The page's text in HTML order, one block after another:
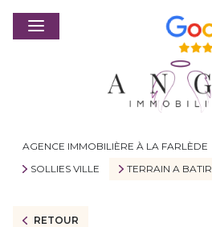
AGENCE IMMOBILIÈRE À LA FARLÈDE
SOLLIES VILLE
TERRAIN A BATIR
RETOUR